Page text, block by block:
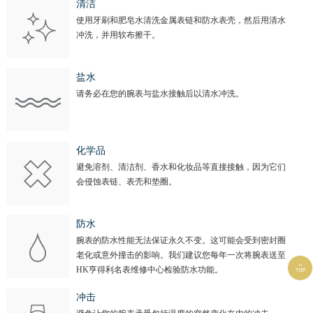
清洁
使用牙刷和肥皂水清洗金属表链和防水表壳，然后用清水
冲洗，并用软布擦干。
盐水
请务必在您的腕表与盐水接触后以清水冲洗。
化学品
避免溶剂、清洁剂、香水和化妆品等直接接触，因为它们
会侵蚀表链、表壳和垫圈。
防水
腕表的防水性能无法保证永久不变。这可能会受到密封圈
老化或意外撞击的影响。我们建议您每年一次将腕表送至
HK亨得利名表维修中心检验防水功能。
冲击
